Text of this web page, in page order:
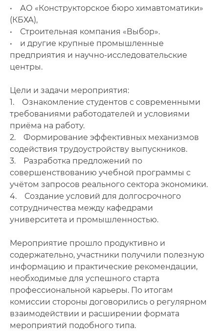
• АО «Конструкторское бюро химавтоматики»
(КБХА),
• Строительная компания «Выбор».
• и другие крупные промышленные
предприятия и научно-исследовательские
центры.
Цели и задачи мероприятия:
1. Ознакомление студентов с современными
требованиями работодателей и условиями
приёма на работу.
2. Формирование эффективных механизмов
содействия трудоустройству выпускников.
3. Разработка предложений по
совершенствованию учебной программы с
учётом запросов реального сектора экономики.
4. Создание условий для долгосрочного
сотрудничества между кафедрами
университета и промышленностью.
Мероприятие прошло продуктивно и
содержательно, участники получили полезную
информацию и практические рекомендации,
необходимые для успешного старта
профессиональной карьеры. По итогам
комиссии стороны договорились о регулярном
взаимодействии и расширении формата
мероприятий подобного типа.